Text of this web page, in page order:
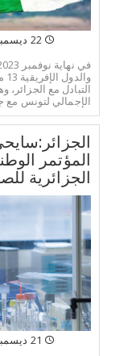
22 ديسمبر 2023
الإجمالي لتونس مع
المؤتمر
الجزائرية